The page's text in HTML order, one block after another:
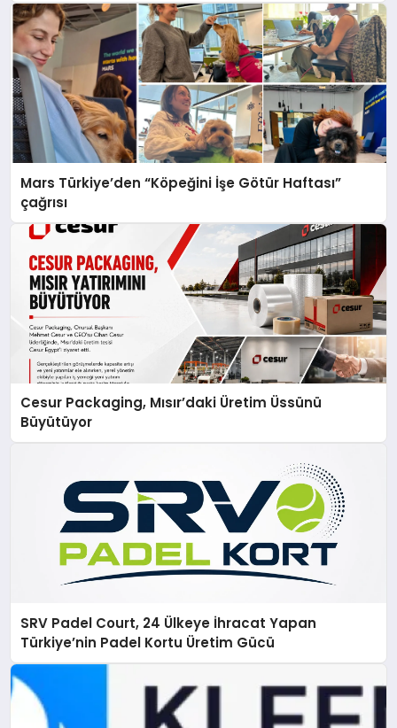
Mars Türkiye’den “Köpeğini İşe Götür Haftası”
çağrısı
Cesur Packaging, Mısır’daki Üretim Üssünü
Büyütüyor
SRV Padel Court, 24 Ülkeye İhracat Yapan
Türkiye’nin Padel Kortu Üretim Gücü